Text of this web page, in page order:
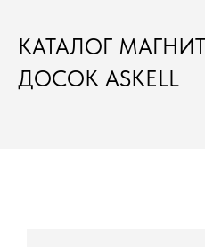
КАТАЛОГ
ДОСОК ASKELL